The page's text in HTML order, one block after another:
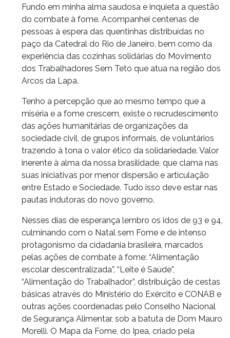
Fundo em minha alma saudosa e inquieta a questão
do combate à fome. Acompanhei centenas de
pessoas à espera das quentinhas distribuídas no
paço da Catedral do Rio de Janeiro, bem como da
experiência das cozinhas solidárias do Movimento
dos Trabalhadores Sem Teto que atua na região dos
Arcos da Lapa.
Tenho a percepção que ao mesmo tempo que a
miséria e a fome crescem, existe o recrudescimento
das ações humanitárias de organizações da
sociedade civil, de grupos informais, de voluntários
trazendo à tona o valor ético da solidariedade. Valor
inerente à alma da nossa brasilidade, que clama nas
suas iniciativas por menor dispersão e articulação
entre Estado e Sociedade. Tudo isso deve estar nas
pautas indutoras do novo governo.
Nesses dias de esperança lembro os idos de 93 e 94,
culminando com o Natal sem Fome e de intenso
protagonismo da cidadania brasileira, marcados
pelas ações de combate à fome: “Alimentação
escolar descentralizada”, “Leite é Saúde”,
“Alimentação do Trabalhador”, distribuição de cestas
básicas através do Ministério do Exército e CONAB e
outras ações coordenadas pelo Conselho Nacional
de Segurança Alimentar, sob a batuta de Dom Mauro
Morelli. O Mapa da Fome, do Ipea, criado pela